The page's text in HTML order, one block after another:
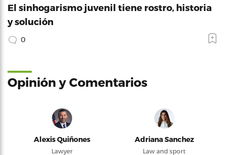
El sinhogarismo juvenil tiene rostro, historia
y solución
0
Opinión y Comentarios
Alexis Quiñones
Lawyer
Adriana Sanchez
Law and sport